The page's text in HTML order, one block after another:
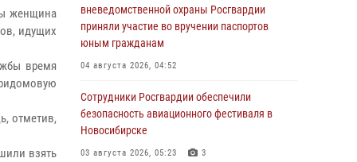
женщина
идущих
время
отметив,
взять
вневедомственной охраны Росгвардии
приняли участие во вручении паспортов
юным гражданам
04 августа 2026, 04:52
Сотрудники Росгвардии обеспечили
безопасность авиационного фестиваля в
Новосибирске
03 августа 2026, 05:23 3